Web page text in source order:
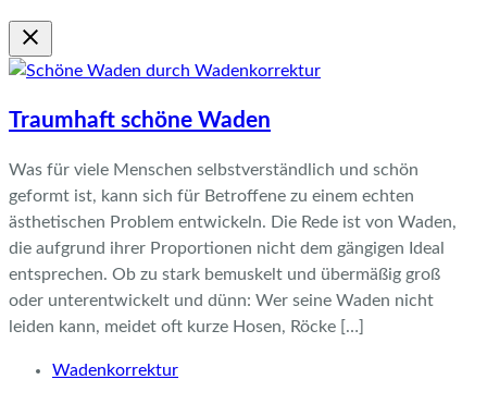
Traumhaft schöne Waden
Was für viele Menschen selbstverständlich und schön
geformt ist, kann sich für Betroffene zu einem echten
ästhetischen Problem entwickeln. Die Rede ist von Waden,
die aufgrund ihrer Proportionen nicht dem gängigen Ideal
entsprechen. Ob zu stark bemuskelt und übermäßig groß
oder unterentwickelt und dünn: Wer seine Waden nicht
leiden kann, meidet oft kurze Hosen, Röcke […]
Wadenkorrektur